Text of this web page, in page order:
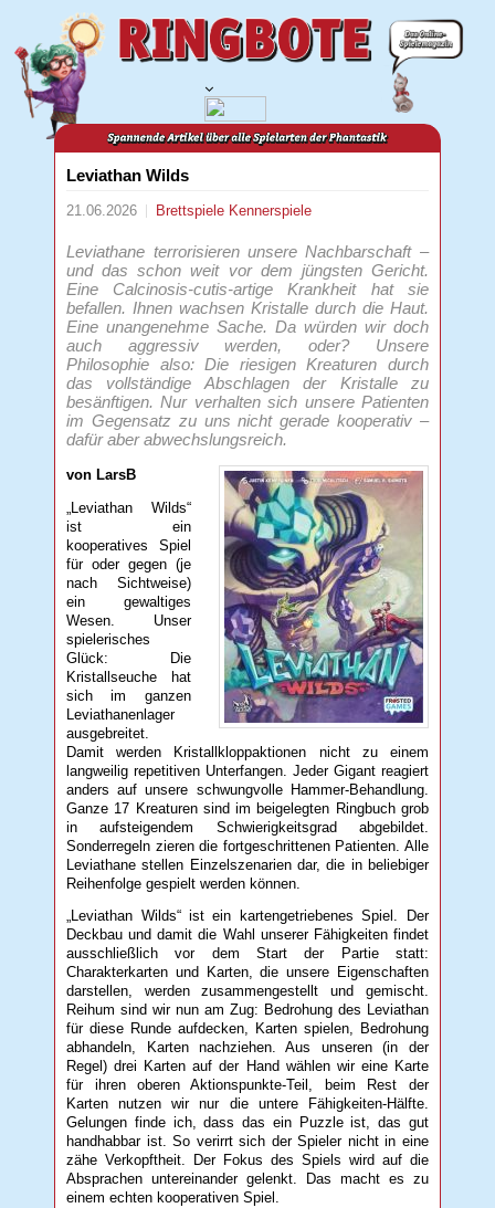
Leviathan Wilds
21.06.2026 Brettspiele Kennerspiele
Leviathane terrorisieren unsere Nachbarschaft –
und das schon weit vor dem jüngsten Gericht.
Eine Calcinosis-cutis-artige Krankheit hat sie
befallen. Ihnen wachsen Kristalle durch die Haut.
Eine unangenehme Sache. Da würden wir doch
auch aggressiv werden, oder? Unsere
Philosophie also: Die riesigen Kreaturen durch
das vollständige Abschlagen der Kristalle zu
besänftigen. Nur verhalten sich unsere Patienten
im Gegensatz zu uns nicht gerade kooperativ –
dafür aber abwechslungsreich.
von LarsB
„Leviathan Wilds“
ist ein
kooperatives Spiel
für oder gegen (je
nach Sichtweise)
ein gewaltiges
Wesen. Unser
spielerisches
Glück: Die
Kristallseuche hat
sich im ganzen
Leviathanenlager
ausgebreitet.
Damit werden Kristallkloppaktionen nicht zu einem
langweilig repetitiven Unterfangen. Jeder Gigant reagiert
anders auf unsere schwungvolle Hammer-Behandlung.
Ganze 17 Kreaturen sind im beigelegten Ringbuch grob
in aufsteigendem Schwierigkeitsgrad abgebildet.
Sonderregeln zieren die fortgeschrittenen Patienten. Alle
Leviathane stellen Einzelszenarien dar, die in beliebiger
Reihenfolge gespielt werden können.
„Leviathan Wilds“ ist ein kartengetriebenes Spiel. Der
Deckbau und damit die Wahl unserer Fähigkeiten findet
ausschließlich vor dem Start der Partie statt:
Charakterkarten und Karten, die unsere Eigenschaften
darstellen, werden zusammengestellt und gemischt.
Reihum sind wir nun am Zug: Bedrohung des Leviathan
für diese Runde aufdecken, Karten spielen, Bedrohung
abhandeln, Karten nachziehen. Aus unseren (in der
Regel) drei Karten auf der Hand wählen wir eine Karte
für ihren oberen Aktionspunkte-Teil, beim Rest der
Karten nutzen wir nur die untere Fähigkeiten-Hälfte.
Gelungen finde ich, dass das ein Puzzle ist, das gut
handhabbar ist. So verirrt sich der Spieler nicht in eine
zähe Verkopftheit. Der Fokus des Spiels wird auf die
Absprachen untereinander gelenkt. Das macht es zu
einem echten kooperativen Spiel.